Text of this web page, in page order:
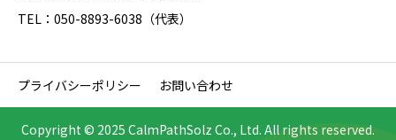
TEL：050-8893-6038（代表）
プライバシーポリシー お問い合わせ
Copyright © 2025 CalmPathSolz Co., Ltd. All rights reserved.